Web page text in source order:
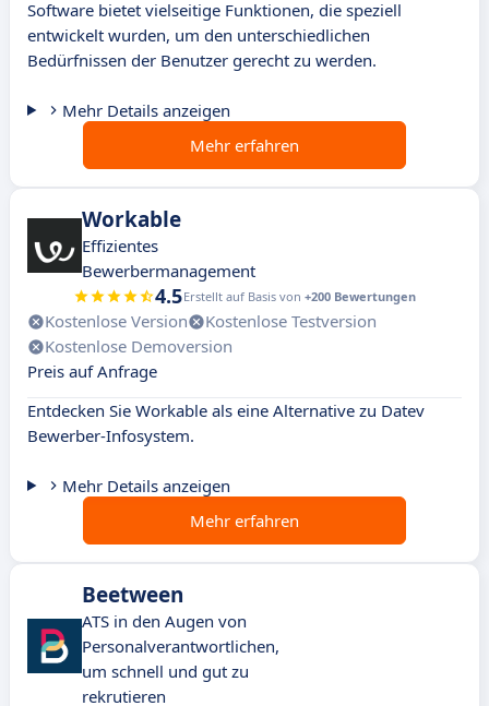
Software bietet vielseitige Funktionen, die speziell
entwickelt wurden, um den unterschiedlichen
Bedürfnissen der Benutzer gerecht zu werden.
Mehr Details anzeigen
Mehr erfahren
Workable
Effizientes
Bewerbermanagement
4.5Erstellt auf Basis von +200 Bewertungen
Kostenlose Version
Kostenlose Testversion
Kostenlose Demoversion
Preis auf Anfrage
Entdecken Sie Workable als eine Alternative zu Datev
Bewerber-Infosystem.
Mehr Details anzeigen
Mehr erfahren
Beetween
ATS in den Augen von
Personalverantwortlichen,
um schnell und gut zu
rekrutieren